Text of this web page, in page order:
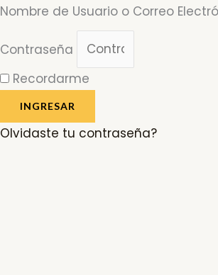
Nombre de Usuario o Correo
Contraseña
Recordarme
INGRESAR
Olvidaste tu contraseña?